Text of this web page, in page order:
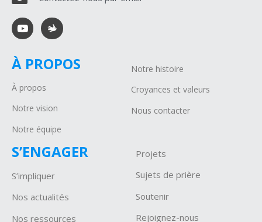
À PROPOS
À propos
Notre vision
Notre équipe
Notre histoire
Croyances et valeurs
Nous contacter
S’ENGAGER
S’impliquer
Nos actualités
Nos ressources
Projets
Sujets de prière
Soutenir
Rejoignez-nous